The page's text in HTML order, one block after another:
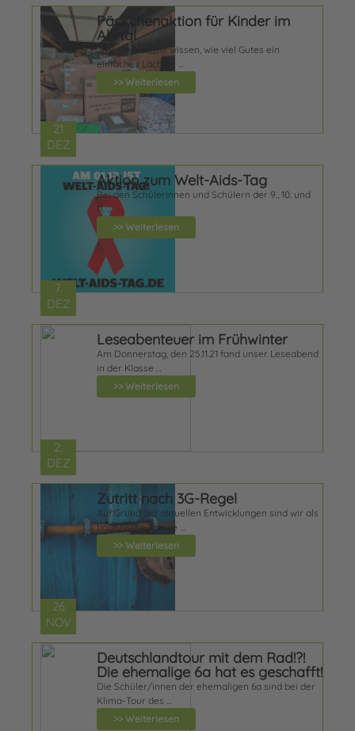
21
DEZ
Päckchenaktion für Kinder im
Ahrtal
„Wir werden nie wissen, wie viel Gutes ein
einfaches Lächeln …
>> Weiterlesen
7.
DEZ
Aktion zum Welt-Aids-Tag
Bei den Schülerinnen und Schülern der 9., 10. und
11. …
>> Weiterlesen
2.
DEZ
Leseabenteuer im Frühwinter
Am Donnerstag, den 25.11.21 fand unser Leseabend
in der Klasse …
>> Weiterlesen
26
NOV
Zutritt nach 3G-Regel
Auf Grund der aktuellen Entwicklungen sind wir als
bayerische Schule …
>> Weiterlesen
Deutschlandtour mit dem Rad!?!
Die ehemalige 6a hat es geschafft!
Die Schüler/innen der ehemaligen 6a sind bei der
Klima-Tour des …
>> Weiterlesen